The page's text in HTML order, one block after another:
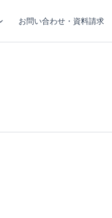
お問い合わせ・資料請求